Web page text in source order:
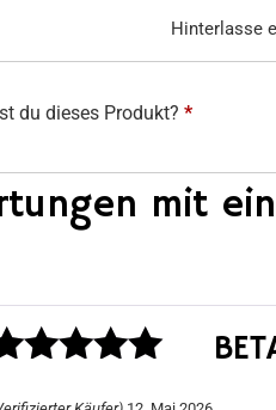
Hinterlasse
du dieses Produkt? *
mit